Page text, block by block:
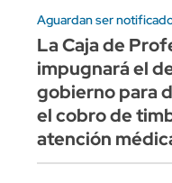
Aguardan ser
La Caja de
impugnará el
gobierno para
el cobro de
atención